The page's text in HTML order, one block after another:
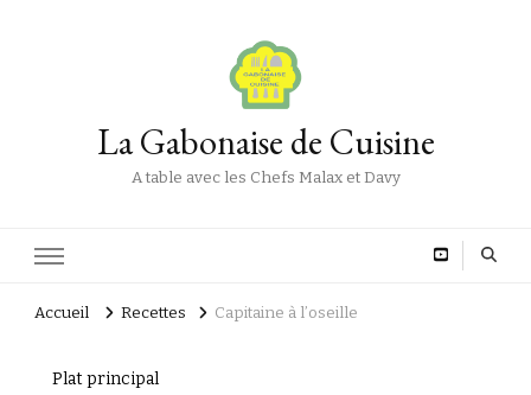
La Gabonaise de Cuisine
A table avec les Chefs Malax et Davy
Accueil Recettes Capitaine à l’oseille
Plat principal